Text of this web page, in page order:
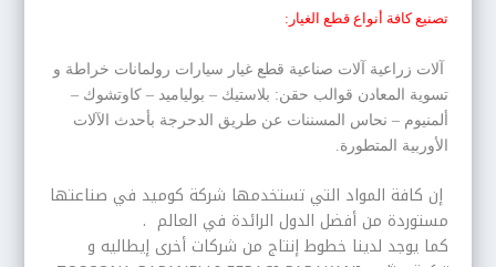
تصنيع كافة أنواع قطع الغيار:
آلات زراعية آلات صناعية قطع غيار سيارات رولمانات خراطة و
تسوية المعادن قوالب حقن: بلاستيك – بولياميد – كاوتشوك –
ألمنيوم – نحاس
المسننات عن طريق الدحرجة بأحدث الآلات
الأوربية المتطورة.
إن كافة المواد التي تستخدمها شركة كوميد في صناعتها
مستوردة من أفضل الدول الرائدة في العالم .
كما يوجد لدينا خطوط إنتاج من شركات أخرى إيطاليه و